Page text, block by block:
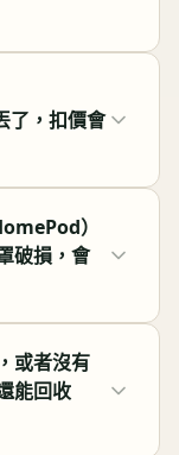
，扣價會
）
破損，會
或者沒有
能回收